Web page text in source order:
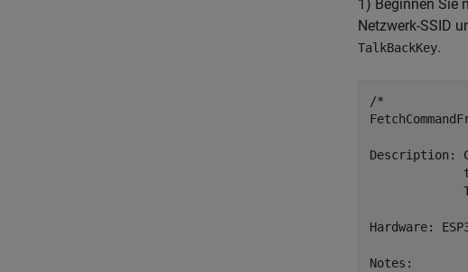
1) Beginnen Sie
Netzwerk-SSID
TalkBackKey.
/*
Description:
Hardware:
Notes: